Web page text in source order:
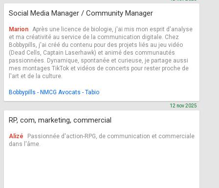
Social Media Manager / Community Manager
Marion Après une licence de biologie, j'ai mis mon esprit d'analyse
et ma créativité au service de la communication digitale. Chez
Bobbypills, j'ai créé du contenu pour des projets liés au jeu vidéo
(Dead Cells, Captain Laserhawk) et animé des communautés
passionnées. Dynamique, spontanée et curieuse, je partage aussi
mes montages TikTok et vidéos de concerts pour rester proche de
l'art et de la culture.
Bobbypills - NMCG Avocats - Tabio
RP, com, marketing, commercial
12 nov 2025
Alizé
Passionnée d'action-RPG, de communication et commerciale
dans l'âme.